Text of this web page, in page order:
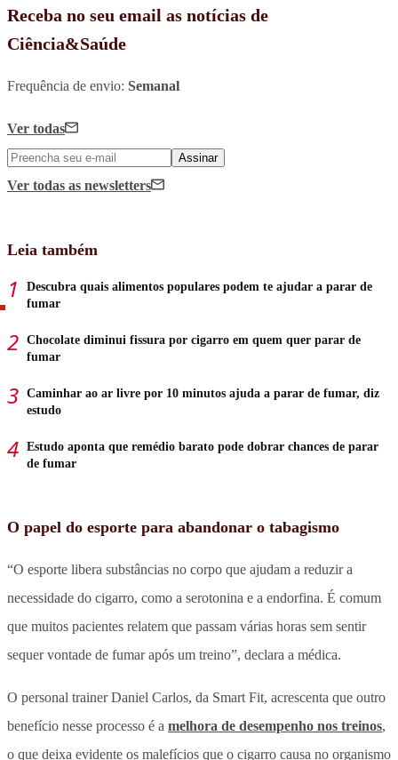
Receba no seu email as notícias de
Ciência&Saúde
Frequência de envio: Semanal
Ver todas
Assinar
Ver todas as newsletters
Leia também
Descubra quais alimentos populares podem te ajudar a parar de
fumar
Chocolate diminui fissura por cigarro em quem quer parar de
fumar
Caminhar ao ar livre por 10 minutos ajuda a parar de fumar, diz
estudo
Estudo aponta que remédio barato pode dobrar chances de parar
de fumar
O papel do esporte para abandonar o tabagismo
“O esporte libera substâncias no corpo que ajudam a reduzir a
necessidade do cigarro, como a serotonina e a endorfina. É comum
que muitos pacientes relatem que passam várias horas sem sentir
sequer vontade de fumar após um treino”, declara a médica.
O personal trainer Daniel Carlos, da Smart Fit, acrescenta que outro
benefício nesse processo é a melhora de desempenho nos treinos,
o que deixa evidente os malefícios que o cigarro causa no organismo